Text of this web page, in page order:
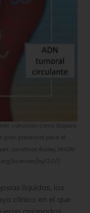
conocido como biopsia
gran potencial para el
Jonathan Bailey, NHGRI
licenses/by/2.0/).
líquidas, los
clínico en el que